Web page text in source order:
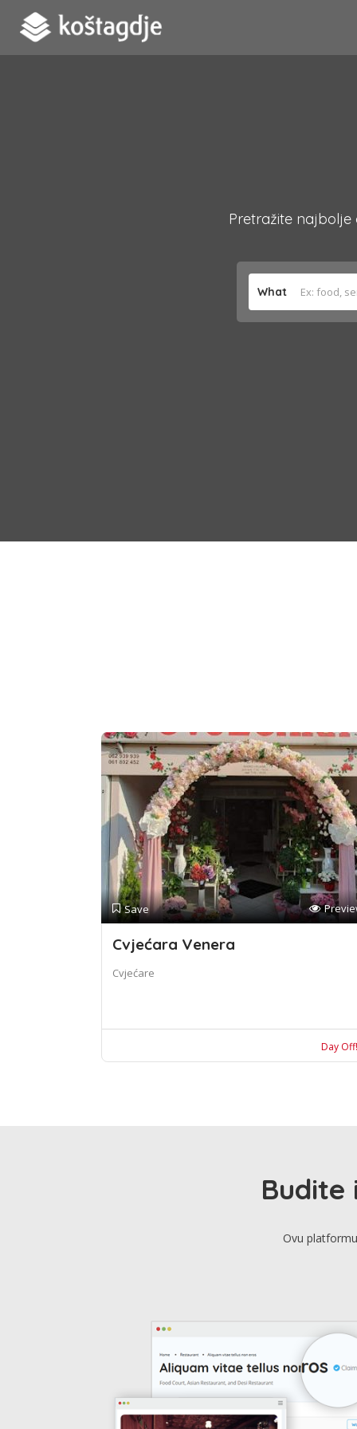
Pretražite najbolje
What
Save
Cvjećara Venera
Cvjećare
Day
Budite
Ovu